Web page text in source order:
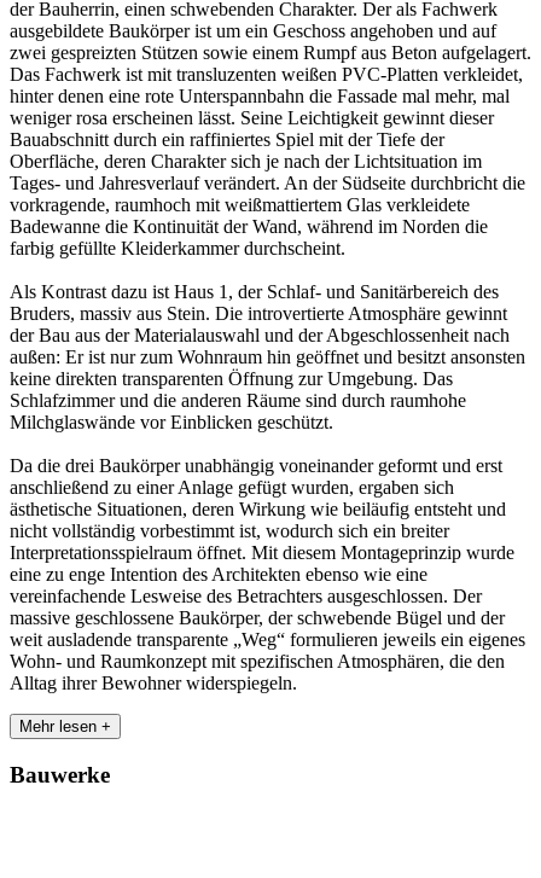
der Bauherrin, einen schwebenden Charakter. Der als Fachwerk
ausgebildete Baukörper ist um ein Geschoss angehoben und auf
zwei gespreizten Stützen sowie einem Rumpf aus Beton aufgelagert.
Das Fachwerk ist mit transluzenten weißen PVC-Platten verkleidet,
hinter denen eine rote Unterspannbahn die Fassade mal mehr, mal
weniger rosa erscheinen lässt. Seine Leichtigkeit gewinnt dieser
Bauabschnitt durch ein raffiniertes Spiel mit der Tiefe der
Oberfläche, deren Charakter sich je nach der Lichtsituation im
Tages- und Jahresverlauf verändert. An der Südseite durchbricht die
vorkragende, raumhoch mit weißmattiertem Glas verkleidete
Badewanne die Kontinuität der Wand, während im Norden die
farbig gefüllte Kleiderkammer durchscheint.
Als Kontrast dazu ist Haus 1, der Schlaf- und Sanitärbereich des
Bruders, massiv aus Stein. Die introvertierte Atmosphäre gewinnt
der Bau aus der Materialauswahl und der Abgeschlossenheit nach
außen: Er ist nur zum Wohnraum hin geöffnet und besitzt ansonsten
keine direkten transparenten Öffnung zur Umgebung. Das
Schlafzimmer und die anderen Räume sind durch raumhohe
Milchglaswände vor Einblicken geschützt.
Da die drei Baukörper unabhängig voneinander geformt und erst
anschließend zu einer Anlage gefügt wurden, ergaben sich
ästhetische Situationen, deren Wirkung wie beiläufig entsteht und
nicht vollständig vorbestimmt ist, wodurch sich ein breiter
Interpretationsspielraum öffnet. Mit diesem Montageprinzip wurde
eine zu enge Intention des Architekten ebenso wie eine
vereinfachende Lesweise des Betrachters ausgeschlossen. Der
massive geschlossene Baukörper, der schwebende Bügel und der
weit ausladende transparente „Weg“ formulieren jeweils ein eigenes
Wohn- und Raumkonzept mit spezifischen Atmosphären, die den
Alltag ihrer Bewohner widerspiegeln.
Mehr lesen +
Bauwerke